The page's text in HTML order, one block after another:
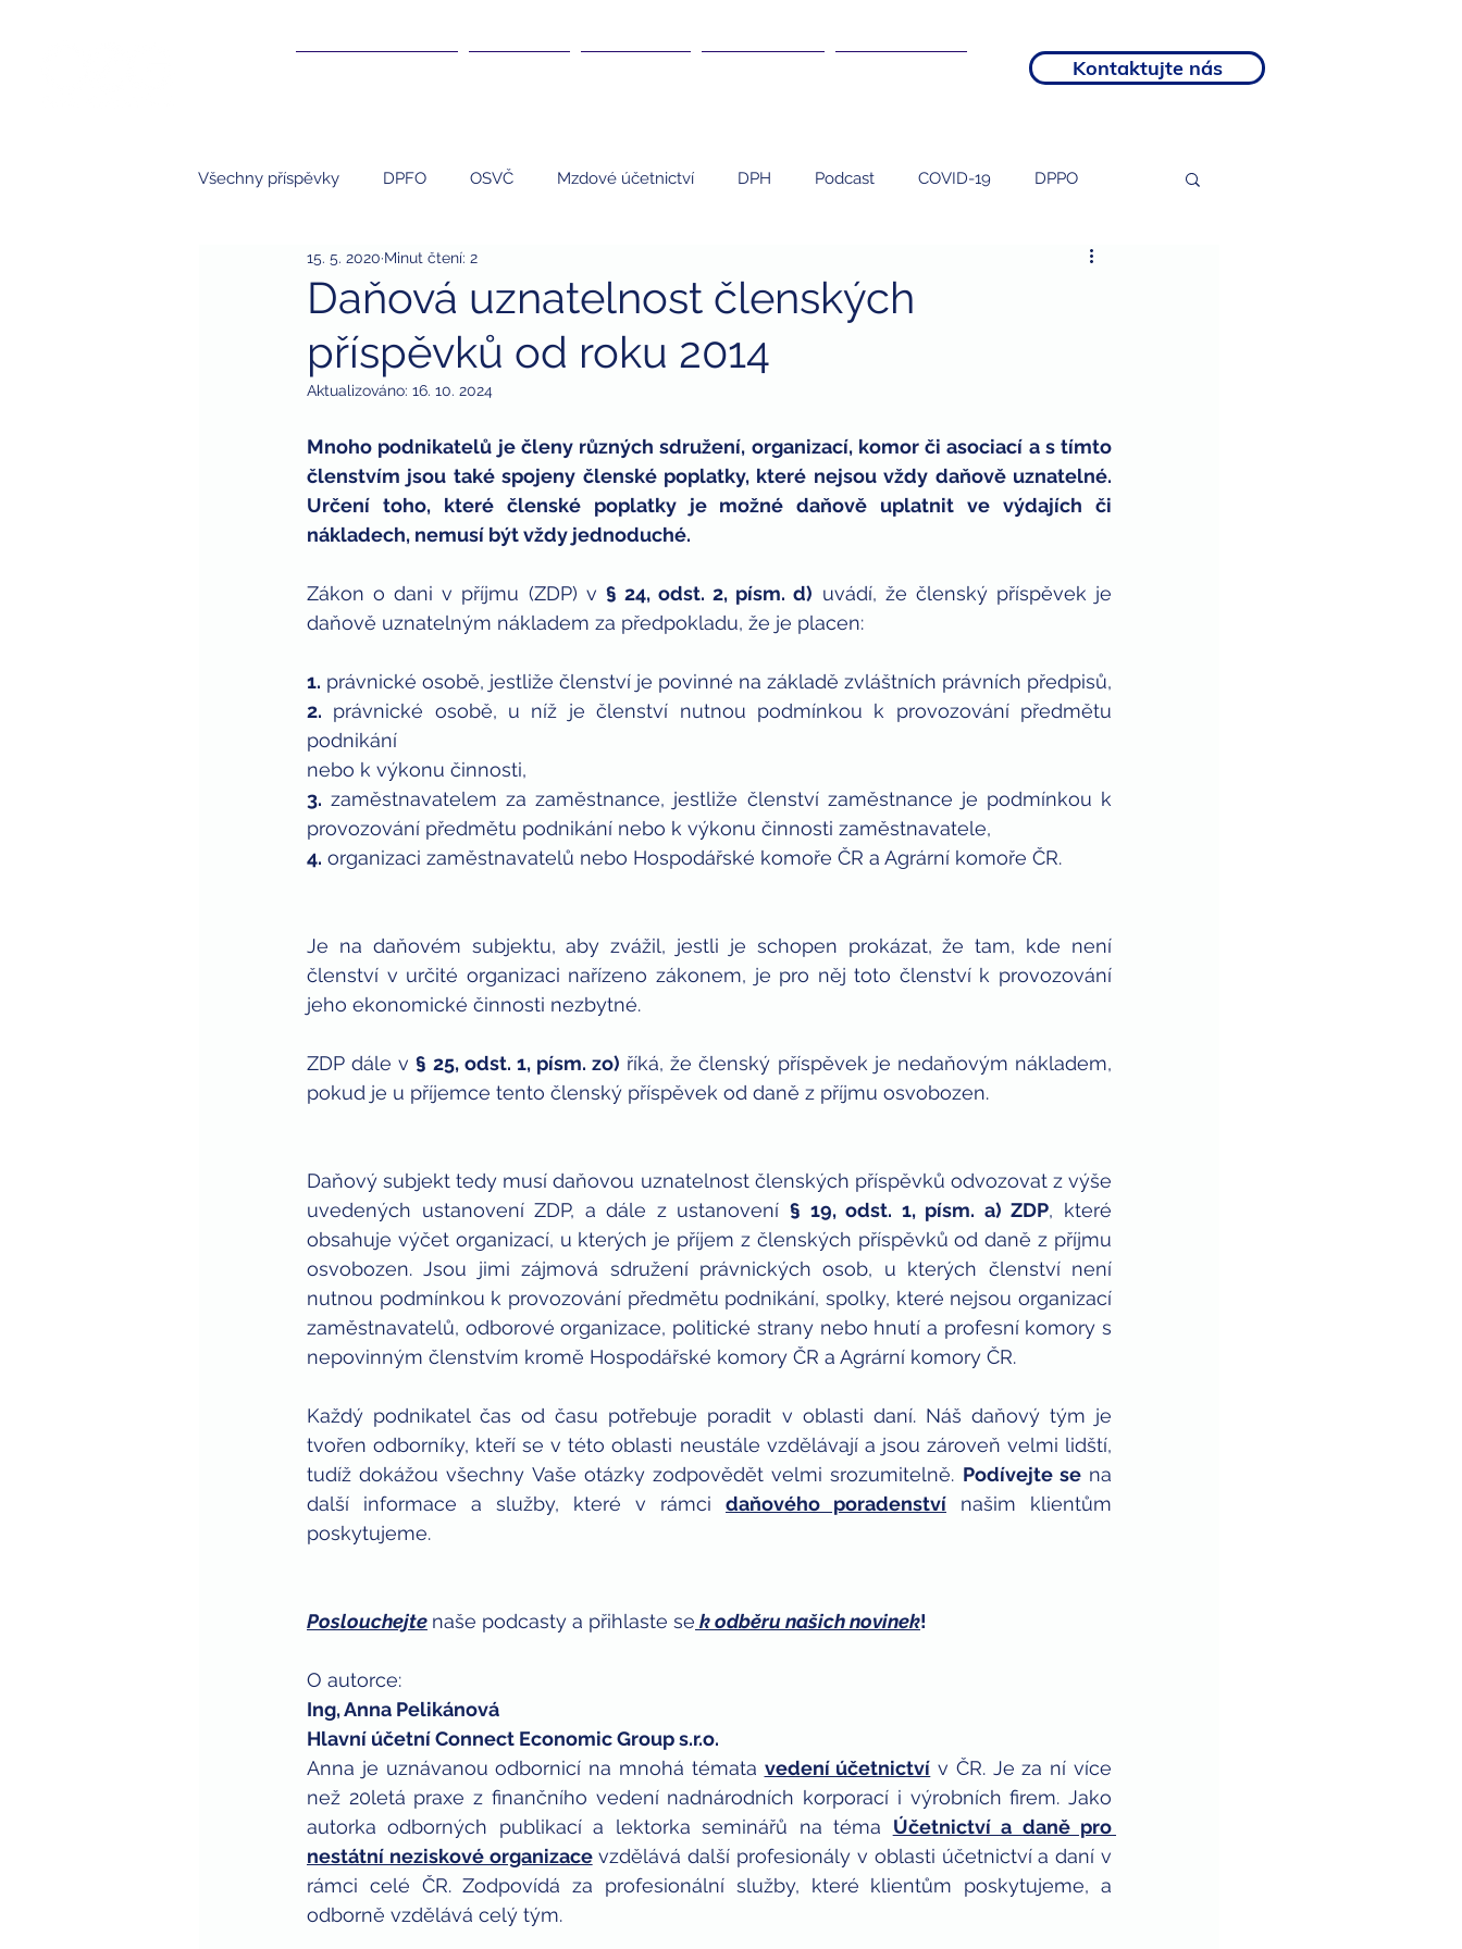
Kontaktujte nás
Všechny příspěvky DPFO OSVČ Mzdové účetnictví DPH Podcast COVID-19 DPPO
Účetnictví NNO S.R.O. podnikatelé
kompenzace kompenzační program finanční poradenství
brigády a daně dary dary a daně daňová uznatelnost darů zdravotní postižení
zaměstnávání zdravotně postižených děti bitcoin
Daňová uznatelnost členských
příspěvků od roku 2014
15. 5. 2020 Minut čtení: 2
Aktualizováno: 16. 10. 2024
Mnoho podnikatelů je členy různých sdružení, organizací, komor či asociací a s tímto
členstvím jsou také spojeny členské poplatky, které nejsou vždy daňově uznatelné.
Určení toho, které členské poplatky je možné daňově uplatnit ve výdajích či
nákladech, nemusí být vždy jednoduché.
Zákon o dani v příjmu (ZDP) v § 24, odst. 2, písm. d) uvádí, že členský příspěvek je
daňově uznatelným nákladem za předpokladu, že je placen:
1. právnické osobě, jestliže členství je povinné na základě zvláštních právních předpisů,
2. právnické osobě, u níž je členství nutnou podmínkou k provozování předmětu
podnikání
nebo k výkonu činnosti,
3. zaměstnavatelem za zaměstnance, jestliže členství zaměstnance je podmínkou k
provozování předmětu podnikání nebo k výkonu činnosti zaměstnavatele,
4. organizaci zaměstnavatelů nebo Hospodářské komoře ČR a Agrární komoře ČR.
Je na daňovém subjektu, aby zvážil, jestli je schopen prokázat, že tam, kde není
členství v určité organizaci nařízeno zákonem, je pro něj toto členství k provozování
jeho ekonomické činnosti nezbytné.
ZDP dále v § 25, odst. 1, písm. zo) říká, že členský příspěvek je nedaňovým nákladem,
pokud je u příjemce tento členský příspěvek od daně z příjmu osvobozen.
Daňový subjekt tedy musí daňovou uznatelnost členských příspěvků odvozovat z výše
uvedených ustanovení ZDP, a dále z ustanovení § 19, odst. 1, písm. a) ZDP, které
obsahuje výčet organizací, u kterých je příjem z členských příspěvků od daně z příjmu
osvobozen. Jsou jimi zájmová sdružení právnických osob, u kterých členství není
nutnou podmínkou k provozování předmětu podnikání, spolky, které nejsou organizací
zaměstnavatelů, odborové organizace, politické strany nebo hnutí a profesní komory s
nepovinným členstvím kromě Hospodářské komory ČR a Agrární komory ČR.
Každý podnikatel čas od času potřebuje poradit v oblasti daní. Náš daňový tým je
tvořen odborníky, kteří se v této oblasti neustále vzdělávají a jsou zároveň velmi lidští,
tudíž dokážou všechny Vaše otázky zodpovědět velmi srozumitelně. Podívejte se na
další informace a služby, které v rámci daňového poradenství našim klientům
poskytujeme.
Poslouchejte naše podcasty a přihlaste se k odběru našich novinek!
O autorce:
Ing, Anna Pelikánová
Hlavní účetní Connect Economic Group s.r.o.
Anna je uznávanou odbornicí na mnohá témata vedení účetnictví v ČR. Je za ní více
než 20letá praxe z finančního vedení nadnárodních korporací i výrobních firem. Jako
autorka odborných publikací a lektorka seminářů na téma Účetnictví a daně pro
nestátní neziskové organizace vzdělává další profesionály v oblasti účetnictví a daní v
rámci celé ČR. Zodpovídá za profesionální služby, které klientům poskytujeme, a
odborně vzdělává celý tým.